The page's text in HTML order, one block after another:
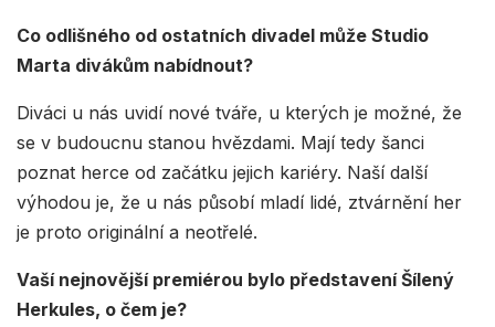
Co odlišného od ostatních divadel může Studio
Marta divákům nabídnout?
Diváci u nás uvidí nové tváře, u kterých je možné, že
se v budoucnu stanou hvězdami. Mají tedy šanci
poznat herce od začátku jejich kariéry. Naší další
výhodou je, že u nás působí mladí lidé, ztvárnění her
je proto originální a neotřelé.
Vaší nejnovější premiérou bylo představení Šílený
Herkules, o čem je?